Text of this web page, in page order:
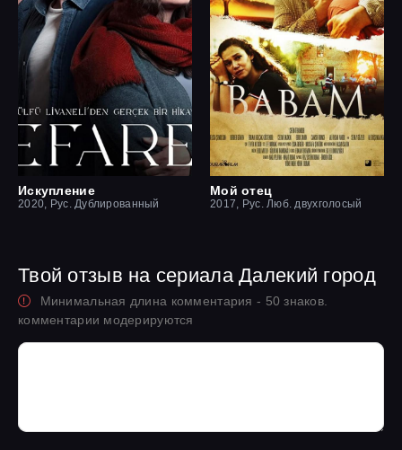
Искупление
2020, Рус. Дублированный
Мой отец
2017, Рус. Люб. двухголосый
Твой отзыв на сериала Далекий город
Минимальная длина комментария - 50 знаков.
комментарии модерируются